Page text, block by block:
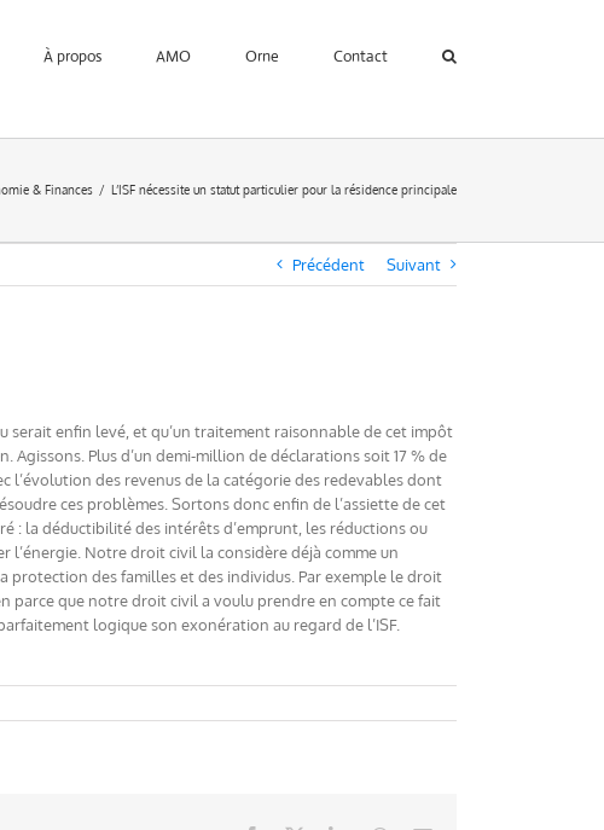
À propos AMO Orne Contact
& Finances L’ISF nécessite un statut particulier pour la résidence principale
Précédent Suivant
serait enfin levé, et qu’un traitement raisonnable de cet impôt
Agissons. Plus d’un demi-million de déclarations soit 17 % de
l’évolution des revenus de la catégorie des redevables dont
ces problèmes. Sortons donc enfin de l’assiette de cet
: la déductibilité des intérêts d’emprunt, les réductions ou
l’énergie. Notre droit civil la considère déjà comme un
protection des familles et des individus. Par exemple le droit
parce que notre droit civil a voulu prendre en compte ce fait
logique son exonération au regard de l’ISF.